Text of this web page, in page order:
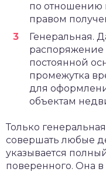
по отношению
правом
Генеральная.
постоянной
промежутка
для
объектам
Только
совершать любые
указывается
поверенного. Она